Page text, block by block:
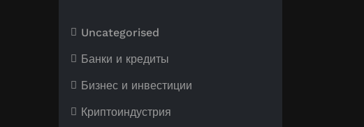
Uncategorised
Банки и кредиты
Бизнес и инвестиции
Криптоиндустрия